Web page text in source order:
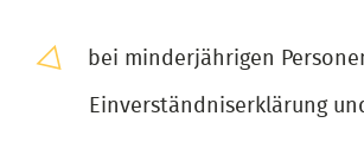
bei minderjährigen
Einverständniserklärung